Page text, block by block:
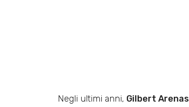
Negli ultimi anni, Gilbert Arenas